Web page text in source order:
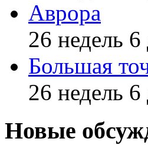
Аврора
26 недель 6
Большая
26 недель 6
Новые